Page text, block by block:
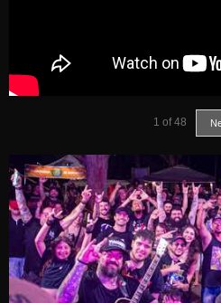
1 of 48